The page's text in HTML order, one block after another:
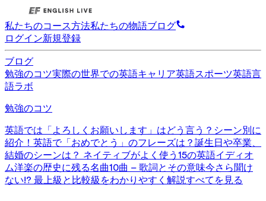
私たちのコース方法私たちの物語ブログ
ログイン新規登録
ブログ
勉強のコツ実際の世界での英語キャリア英語スポーツ英語言
語ラボ
勉強のコツ
英語では「よろしくお願いします」はどう言う？シーン別に
紹介！ 英語で「おめでとう」のフレーズは？誕生日や卒業、
結婚のシーンは？ ネイティブがよく使う15の英語イディオ
ム洋楽の歴史に残る名曲10曲 – 歌詞とその意味今さら聞け
ない!? 最上級と比較級をわかりやすく解説すべてを見る